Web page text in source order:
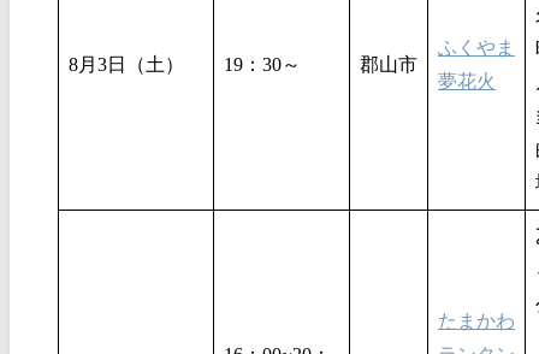
8月3日（土） 19：30～ 郡山市
ふくやま
夢花火
たまかわ